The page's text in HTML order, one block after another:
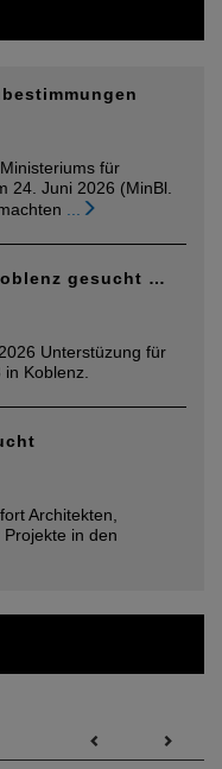
für
24. Juni 2026 (MinBl.
gesucht …
Unterstüzung für
Koblenz.
Architekten,
in den